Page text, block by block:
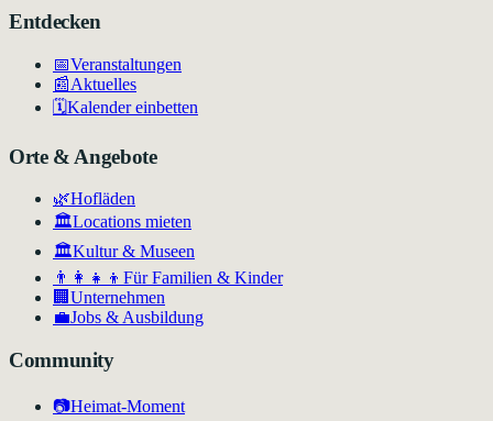
Entdecken
📅Veranstaltungen
📰Aktuelles
🗓️Kalender einbetten
Orte & Angebote
🌿Hofläden
🏛️Locations mieten
🏛Kultur & Museen
👨‍👩‍👧‍👦 Für Familien & Kinder
🏢 Unternehmen
💼Jobs & Ausbildung
Community
📷Heimat-Moment